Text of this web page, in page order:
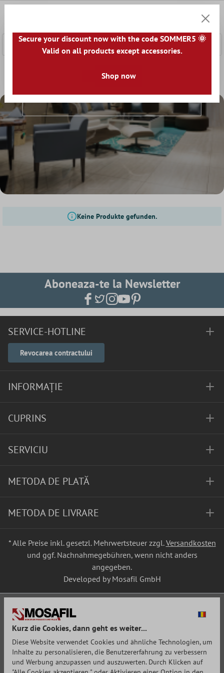
cel mai vândut
Cel Mai Vândut
Keine Produkte gefunden.
Aboneaza-te la Newsletter
SERVICE-HOTLINE
Revocarea contractului
INFORMAȚIE
CUPRINS
SERVICIU
METODA DE PLATĂ
METODA DE LIVRARE
* Alle Preise inkl. gesetzl. Mehrwertsteuer zzgl.Versandkosten
und ggf. Nachnahmegebühren, wenn nicht anders
angegeben.
Developed by Mosafil GmbH
Kurz die Cookies, dann geht es weiter...
Diese Website verwendet Cookies und ähnliche Technologien, um
Inhalte zu personalisieren, die Benutzererfahrung zu verbessern
und Werbung anzupassen und auszuwerten. Durch Klicken auf
Secure your discount now with the code SOMMER5 🌞
Valid on all products except accessories.
Shop now